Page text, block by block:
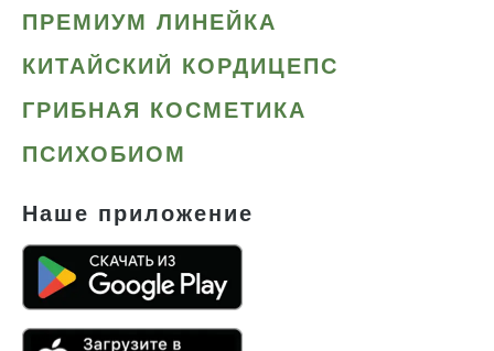
ПРЕМИУМ ЛИНЕЙКА
КИТАЙСКИЙ КОРДИЦЕПС
ГРИБНАЯ КОСМЕТИКА
ПСИХОБИОМ
Наше приложение